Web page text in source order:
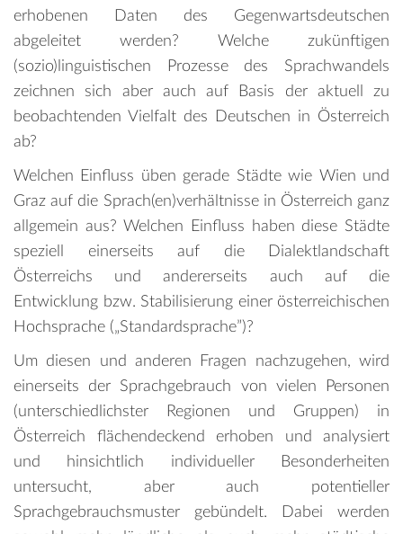
erhobenen Daten des Gegenwartsdeutschen
abgeleitet werden? Welche zukünftigen
(sozio)linguistischen Prozesse des Sprachwandels
zeichnen sich aber auch auf Basis der aktuell zu
beobachtenden Vielfalt des Deutschen in Österreich
ab?
Welchen Einfluss üben gerade Städte wie Wien und
Graz auf die Sprach(en)verhältnisse in Österreich ganz
allgemein aus? Welchen Einfluss haben diese Städte
speziell einerseits auf die Dialektlandschaft
Österreichs und andererseits auch auf die
Entwicklung bzw. Stabilisierung einer österreichischen
Hochsprache („Standardsprache”)?
Um diesen und anderen Fragen nachzugehen, wird
einerseits der Sprachgebrauch von vielen Personen
(unterschiedlichster Regionen und Gruppen) in
Österreich flächendeckend erhoben und analysiert
und hinsichtlich individueller Besonderheiten
untersucht, aber auch potentieller
Sprachgebrauchsmuster gebündelt. Dabei werden